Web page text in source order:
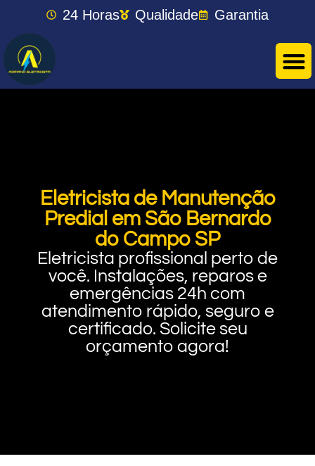
24 Horas Qualidade Garantia
Eletricista de Manutenção
Predial em São Bernardo
do Campo SP
Eletricista profissional perto de
você. Instalações, reparos e
emergências 24h com
atendimento rápido, seguro e
certificado. Solicite seu
orçamento agora!